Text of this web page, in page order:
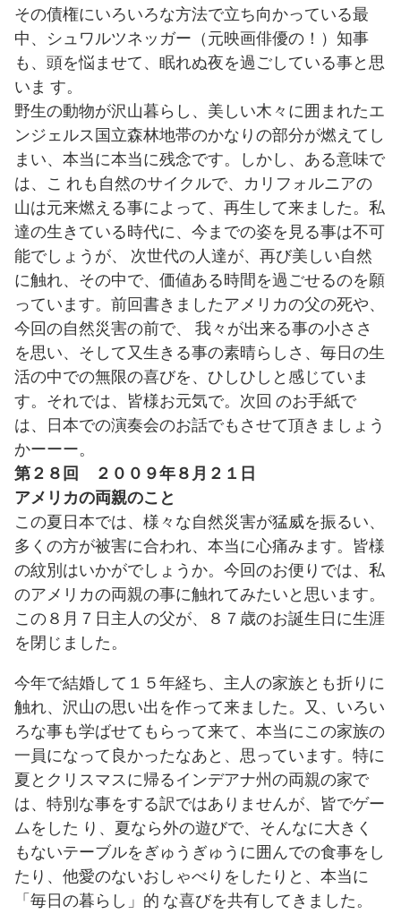
その債権にいろいろな方法で立ち向かっている最
中、シュワルツネッガー（元映画俳優の！）知事
も、頭を悩ませて、眠れぬ夜を過ごしている事と思
いま す。
野生の動物が沢山暮らし、美しい木々に囲まれたエ
ンジェルス国立森林地帯のかなりの部分が燃えてし
まい、本当に本当に残念です。しかし、ある意味で
は、こ れも自然のサイクルで、カリフォルニアの
山は元来燃える事によって、再生して来ました。私
達の生きている時代に、今までの姿を見る事は不可
能でしょうが、 次世代の人達が、再び美しい自然
に触れ、その中で、価値ある時間を過ごせるのを願
っています。前回書きましたアメリカの父の死や、
今回の自然災害の前で、 我々が出来る事の小ささ
を思い、そして又生きる事の素晴らしさ、毎日の生
活の中での無限の喜びを、ひしひしと感じていま
す。それでは、皆様お元気で。次回 のお手紙で
は、日本での演奏会のお話でもさせて頂きましょう
かーーー。
第２８回 ２００９年８月２１日
アメリカの両親のこと
この夏日本では、様々な自然災害が猛威を振るい、
多くの方が被害に合われ、本当に心痛みます。皆様
の紋別はいかがでしょうか。今回のお便りでは、私
のアメリカの両親の事に触れてみたいと思います。
この８月７日主人の父が、８７歳のお誕生日に生涯
を閉じました。
今年で結婚して１５年経ち、主人の家族とも折りに
触れ、沢山の思い出を作って来ました。又、いろい
ろな事も学ばせてもらって来て、本当にこの家族の
一員になって良かったなあと、思っています。特に
夏とクリスマスに帰るインデアナ州の両親の家で
は、特別な事をする訳ではありませんが、皆でゲー
ムをした り、夏なら外の遊びで、そんなに大きく
もないテーブルをぎゅうぎゅうに囲んでの食事をし
たり、他愛のないおしゃべりをしたりと、本当に
「毎日の暮らし」的 な喜びを共有してきました。